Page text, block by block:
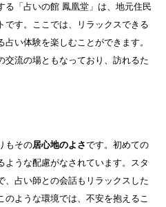
る「占いの館 鳳凰堂」は、地元住民
です。ここでは、リラックスできる
い体験を楽しむことができます。
交流の場ともなっており、訪れるた
もその居心地のよさです。初めての
ような配慮がなされています。スタ
、占い師との会話もリラックスした
ような環境では、不安を抱えるこ